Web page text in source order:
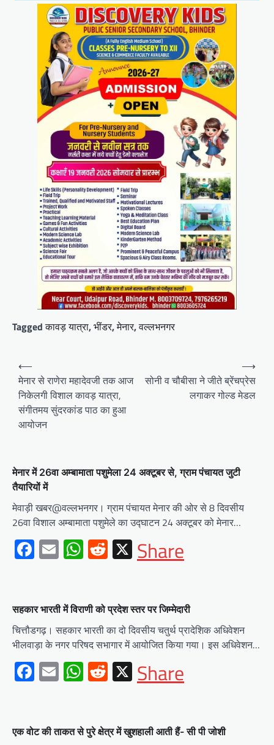
Taggedकावड़ यात्रा,भींडर,मेनार,वल्लभनगर
Post
navigation
⟵
मेनार से राणेरा महादेवजी तक आज
निकेलगी विशाल कावड़ यात्रा,
संगीतमय सुंदरकांड पाठ का हुआ
आयोजन
सोनी व चौबीसा ने जीते ब्रेंचप्रेस
लगाकर गोल्ड मेडल
⟶
मेनार में 26वा अम्बामाता पशुमेला 24 अक्टूबर से, ग्राम पंचायत जुटी
तैयारियों में
मेवाड़ी खबर@वल्लभनगर। ग्राम पंचायत मेनार की ओर से 8 दिवसीय
26वा विशाल अम्बामाता पशुमेले का उद्घाटन 24 अक्टूबर को मेनार…
Facebook
EmailWhatsApp
Reddit
X
Share
सहकार भारती में विराणी को प्रदेश स्तर पर जिम्मेदारी
चित्तौडगढ़। सहकार भारती का दो दिवसीय चतुर्थ प्रादेशिक अधिवेशन
भीलवाड़ा के नगर परिषद सभागार में आयोजित किया गया। इस अधिवेशन…
Facebook
EmailWhatsApp
Reddit
X
Share
एक वोट की ताकत से पुरे क्षेत्र में खुशहाली आती हैं- सी पी जोशी